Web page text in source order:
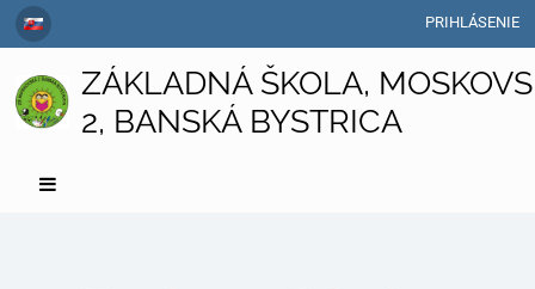
PRIHLÁSENIE
ZÁKLADNÁ ŠKOLA,
2, BANSKÁ BYSTRICA